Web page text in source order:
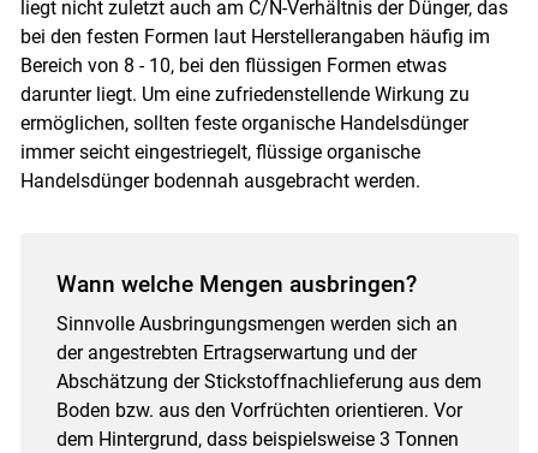
liegt nicht zuletzt auch am C/N-Verhältnis der Dünger, das
bei den festen Formen laut Herstellerangaben häufig im
Bereich von 8 - 10, bei den flüssigen Formen etwas
darunter liegt. Um eine zufriedenstellende Wirkung zu
ermöglichen, sollten feste organische Handelsdünger
immer seicht eingestriegelt, flüssige organische
Handelsdünger bodennah ausgebracht werden.
Wann welche Mengen ausbringen?
Sinnvolle Ausbringungsmengen werden sich an
der angestrebten Ertragserwartung und der
Abschätzung der Stickstoffnachlieferung aus dem
Boden bzw. aus den Vorfrüchten orientieren. Vor
dem Hintergrund, dass beispielsweise 3 Tonnen